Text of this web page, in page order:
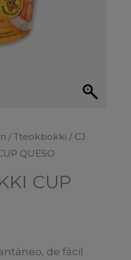
/Tteokbokki / CJ
QUESO
CUP
de fácil